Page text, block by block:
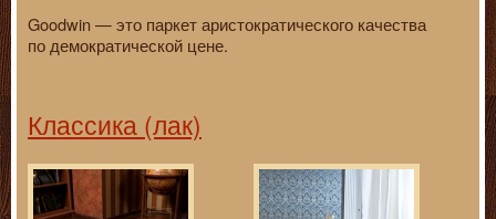
Goodwin — это паркет аристократического качества
по демократической цене.
Классика (лак)